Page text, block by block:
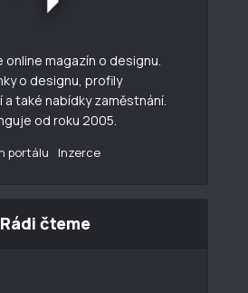
online magazín o designu.
o designu, profily
také nabídky zaměstnání.
od roku 2005.
portálu Inzerce
Rádi čteme